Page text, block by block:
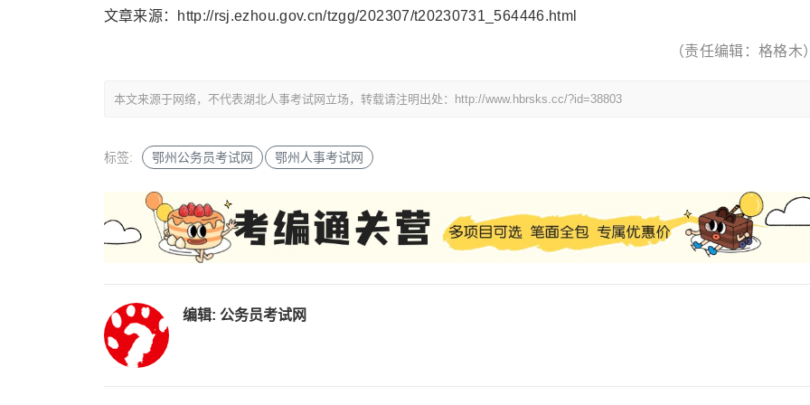
文章来源：http://rsj.ezhou.gov.cn/tzgg/202307/t20230731_564446.html
（责任编辑：格格木
本文来源于网络，不代表湖北人事考试网立场，转载请注明出处：http://www.hbrsks.cc/?id=38803
标签: 鄂州公务员考试网 鄂州人事考试网
编辑: 公务员考试网